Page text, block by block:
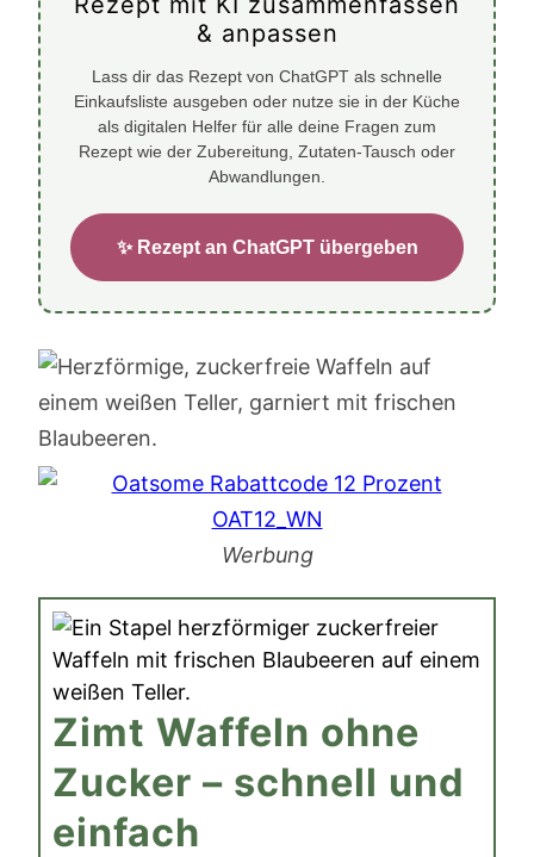
& anpassen
Lass dir das Rezept von ChatGPT als schnelle
Einkaufsliste ausgeben oder nutze sie in der Küche
als digitalen Helfer für alle deine Fragen zum
Rezept wie der Zubereitung, Zutaten-Tausch oder
Abwandlungen.
✨ Rezept an ChatGPT übergeben
Werbung
Zimt Waffeln ohne
Zucker – schnell und
einfach